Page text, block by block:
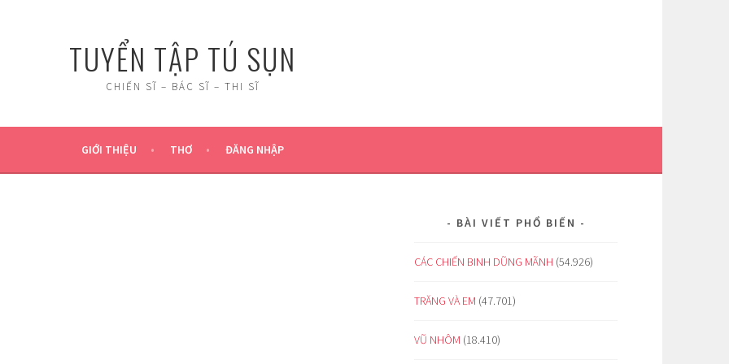
TUYỂN TẬP TÚ SỤN
CHIẾN SĨ – BÁC SĨ – THI SĨ
GIỚI THIỆU THƠ ĐĂNG NHẬP
BÀI VIẾT PHỔ BIẾN
CÁC CHIẾN BINH DŨNG MÃNH (54.926)
TRĂNG VÀ EM (47.701)
VŨ NHÔM (18.410)